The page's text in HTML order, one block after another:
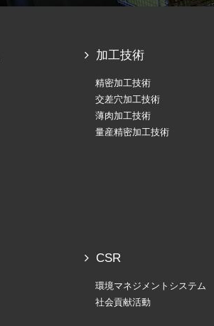
加工技術
精密加工技術
交差穴加工技術
薄肉加工技術
量産精密加工技術
CSR
環境マネジメントシステム
社会貢献活動